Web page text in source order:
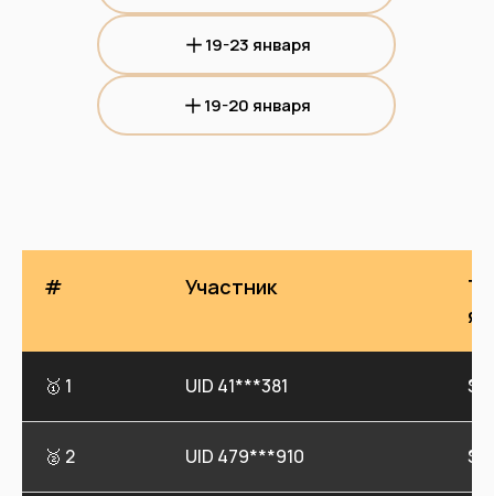
19-23 января
19-20 января
# Участник
🥇 1 UID 41***381
🥈 2 UID 479***910